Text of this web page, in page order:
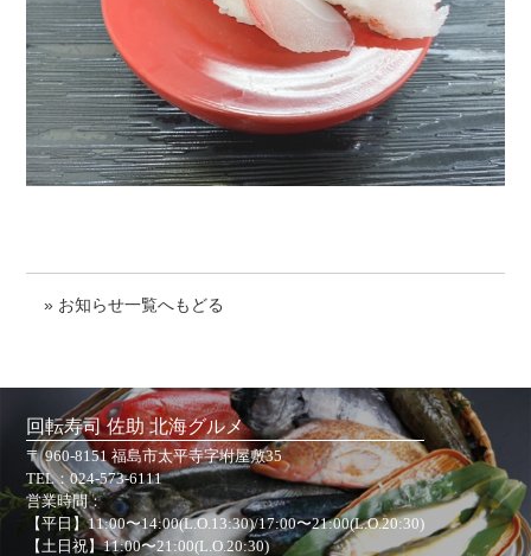
» お知らせ一覧へもどる
回転寿司 佐助 北海グルメ
〒 960-8151 福島市太平寺字坿屋敷35
TEL：024-573-6111
営業時間：
【平日】11:00〜14:00(L.O.13:30)/17:00〜21:00(L.O.20:30)
【土日祝】11:00〜21:00(L.O.20:30)